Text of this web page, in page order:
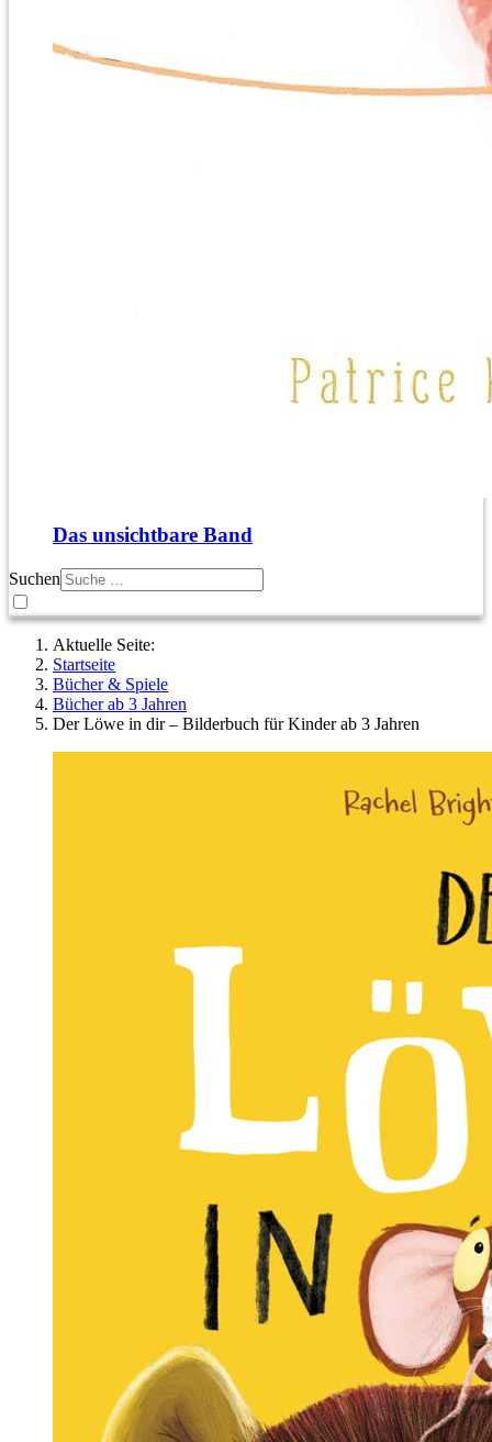
Das unsichtbare Band
Suchen
Aktuelle Seite:
Startseite
Bücher & Spiele
Bücher ab 3 Jahren
Der Löwe in dir – Bilderbuch für Kinder ab 3 Jahren